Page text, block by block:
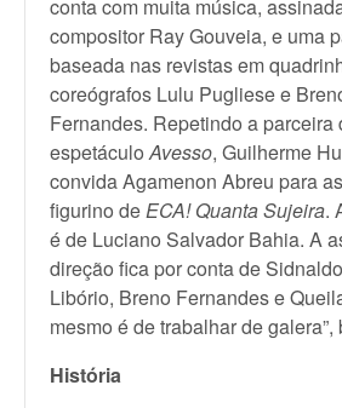
conta com muita música,
compositor Ray Gouveia, e uma
baseada nas revistas em
coreógrafos Lulu Pugliese e
Fernandes. Repetindo a parceira
espetáculoAvesso, Guilherme
convida Agamenon Abreu para
figurino deECA! Quanta Sujeira.
é de Luciano Salvador Bahia. A
direção fica por conta de
Libório, Breno Fernandes e
mesmo é de trabalhar de galera”,
História